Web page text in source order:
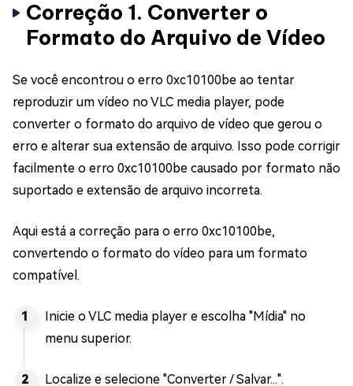
Correção 1. Converter o
Formato do Arquivo de Vídeo
Se você encontrou o erro 0xc10100be ao tentar
reproduzir um vídeo no VLC media player, pode
converter o formato do arquivo de vídeo que gerou o
erro e alterar sua extensão de arquivo. Isso pode corrigir
facilmente o erro 0xc10100be causado por formato não
suportado e extensão de arquivo incorreta.
Aqui está a correção para o erro 0xc10100be,
convertendo o formato do vídeo para um formato
compatível.
Inicie o VLC media player e escolha "Mídia" no
menu superior.
Localize e selecione "Converter / Salvar...".